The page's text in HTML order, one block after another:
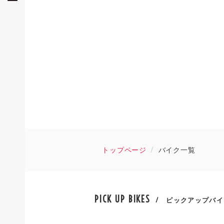
トップページ バイク一覧
PICK UP BIKES / ピックアップバ